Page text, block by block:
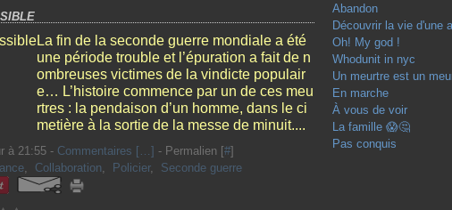
La fin de la seconde guerre mondiale a été
une période trouble et l’épuration a fait de n
ombreuses victimes de la vindicte populair
e… L’histoire commence par un de ces meu
rtres : la pendaison d’un homme, dans le ci
metière à la sortie de la messe de minuit....
à 21:55 - Commentaires […] - Permalien [#]
, Collaboration, Policier, Seconde guerre
Abandon
Découvrir la vie d'une
Oh! My god !
Whodunit in nyc
Un meurtre est un
En marche
À vous de voir
La famille 😱🤔
Pas conquis